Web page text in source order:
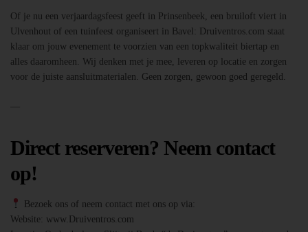
Of je nu een verjaardagsfeest geeft in Prinsenbeek, een bruiloft viert in
Ulvenhout of een tuinfeest organiseert in Bavel: Druiventros.com staat
klaar om jouw evenement te voorzien van een topkwaliteit biertap en
alles daaromheen. Wij denken met je mee, leveren op locatie en zorgen
voor de juiste aansluitmaterialen. Geen zorgen, gewoon goed geregeld.
—
Direct reserveren? Neem contact
op!
Bezoek ons of neem contact met ons op via:
Website: www.Druiventros.com